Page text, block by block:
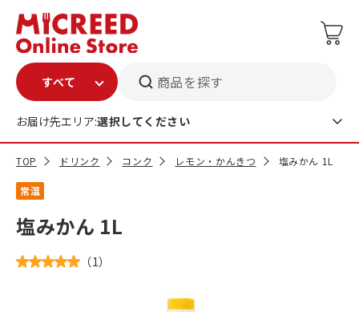
商品を探す
お届け先エリア:選択してください
TOP ドリンク コンク レモン・かんきつ 塩みかん 1L
常温
塩みかん 1L
（1）